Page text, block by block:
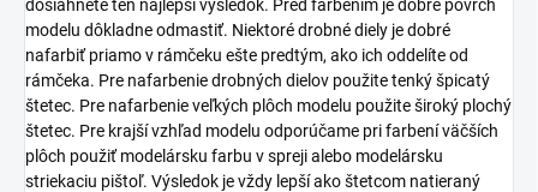
dosiahnete ten najlepší výsledok. Pred farbením je dobré povrch
modelu dôkladne odmastiť. Niektoré drobné diely je dobré
nafarbiť priamo v rámčeku ešte predtým, ako ich oddelíte od
rámčeka. Pre nafarbenie drobných dielov použite tenký špicatý
štetec. Pre nafarbenie veľkých plôch modelu použite široký plochý
štetec. Pre krajší vzhľad modelu odporúčame pri farbení väčších
plôch použiť modelársku farbu v spreji alebo modelársku
striekaciu pištoľ. Výsledok je vždy lepší ako štetcom natieraný